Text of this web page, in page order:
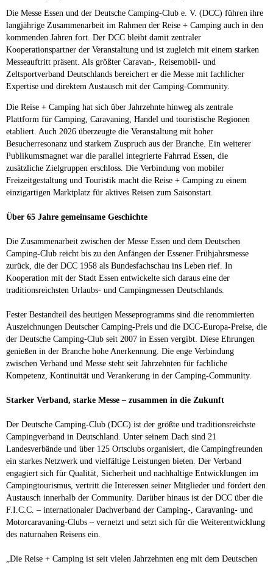
Die Messe Essen und der Deutsche Camping-Club e. V. (DCC) führen ihre
langjährige Zusammenarbeit im Rahmen der Reise + Camping auch in den
kommenden Jahren fort. Der DCC bleibt damit zentraler
Kooperationspartner der Veranstaltung und ist zugleich mit einem starken
Messeauftritt präsent. Als größter Caravan-, Reisemobil- und
Zeltsportverband Deutschlands bereichert er die Messe mit fachlicher
Expertise und direktem Austausch mit der Camping-Community.
Die Reise + Camping hat sich über Jahrzehnte hinweg als zentrale
Plattform für Camping, Caravaning, Handel und touristische Regionen
etabliert. Auch 2026 überzeugte die Veranstaltung mit hoher
Besucherresonanz und starkem Zuspruch aus der Branche. Ein weiterer
Publikumsmagnet war die parallel integrierte Fahrrad Essen, die
zusätzliche Zielgruppen erschloss. Die Verbindung von mobiler
Freizeitgestaltung und Touristik macht die Reise + Camping zu einem
einzigartigen Marktplatz für aktives Reisen zum Saisonstart.
Über 65 Jahre gemeinsame Geschichte
Die Zusammenarbeit zwischen der Messe Essen und dem Deutschen
Camping-Club reicht bis zu den Anfängen der Essener Frühjahrsmesse
zurück, die der DCC 1958 als Bundesfachschau ins Leben rief. In
Kooperation mit der Stadt Essen entwickelte sich daraus eine der
traditionsreichsten Urlaubs- und Campingmessen Deutschlands.
Fester Bestandteil des heutigen Messeprogramms sind die renommierten
Auszeichnungen Deutscher Camping-Preis und die DCC-Europa-Preise, die
der Deutsche Camping-Club seit 2007 in Essen vergibt. Diese Ehrungen
genießen in der Branche hohe Anerkennung. Die enge Verbindung
zwischen Verband und Messe steht seit Jahrzehnten für fachliche
Kompetenz, Kontinuität und Verankerung in der Camping-Community.
Starker Verband, starke Messe – zusammen in die Zukunft
Der Deutsche Camping-Club (DCC) ist der größte und traditionsreichste
Campingverband in Deutschland. Unter seinem Dach sind 21
Landesverbände und über 125 Ortsclubs organisiert, die Campingfreunden
ein starkes Netzwerk und vielfältige Leistungen bieten. Der Verband
engagiert sich für Qualität, Sicherheit und nachhaltige Entwicklungen im
Campingtourismus, vertritt die Interessen seiner Mitglieder und fördert den
Austausch innerhalb der Community. Darüber hinaus ist der DCC über die
F.I.C.C. – internationaler Dachverband der Camping-, Caravaning- und
Motorcaravaning-Clubs – vernetzt und setzt sich für die Weiterentwicklung
des naturnahen Reisens ein.
„Die Reise + Camping ist seit vielen Jahrzehnten eng mit dem Deutschen